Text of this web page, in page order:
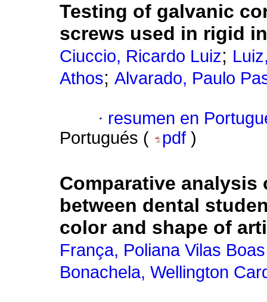
Testing of galvanic
screws used in rigid
Ciuccio, Ricardo Luiz;
Athos; Alvarado, Paulo
· resumen en
Portugués (
pdf )
Comparative
between dental
color and shape of
França, Poliana Vilas
Bonachela, Wellington